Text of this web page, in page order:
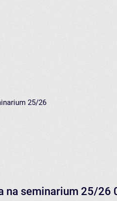
25/26
na seminarium 25/26